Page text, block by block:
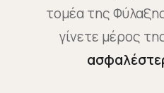
τομέα της
γίνετε μέρος